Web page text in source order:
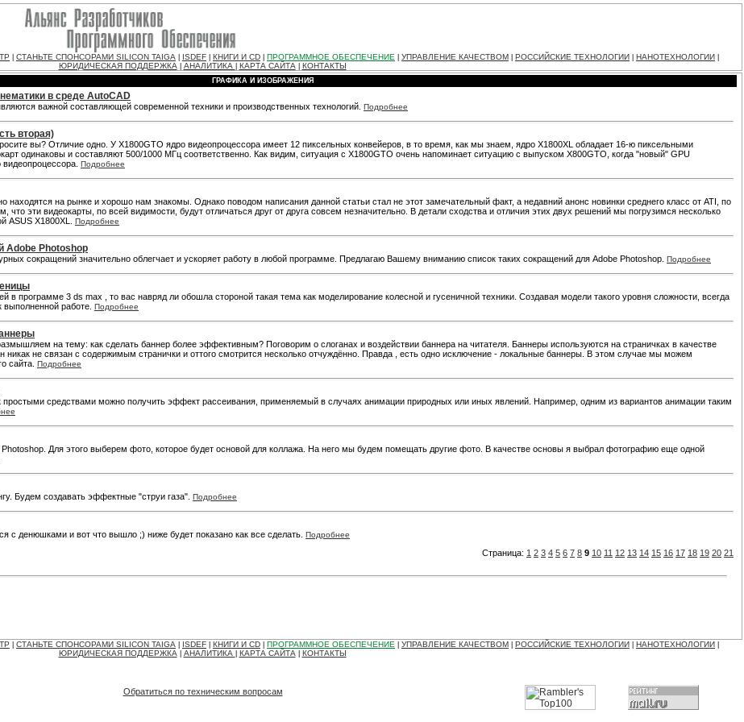
СТАНЬТЕ СПОНСОРАМИ SILICON TAIGA ISDEF КНИГИ И CD ПРОГРАММНОЕ ОБЕСПЕЧЕНИЕ УПРАВЛЕНИЕ КАЧЕСТВОМ РОССИЙСКИЕ ТЕХНОЛОГИИ НАНОТЕХНОЛОГИИ
ЮРИДИЧЕСКАЯ ПОДДЕРЖКА| АНАЛИТИКА КАРТА САЙТА| КОНТАКТЫ
ГРАФИКА И ИЗОБРАЖЕНИЯ
в среде AutoCAD
важной составляющей современной техники и производственных технологий. Подробнее
вторая)
вы? Отличие одно. У X1800GTO ядро видеопроцессора имеет 12 пиксельных конвейеров, в то время, как мы знаем, ядро X1800XL обладает 16-ю пиксельными
одинаковы и составляют 500/1000 МГц соответственно. Как видим, ситуация с X1800GTO очень напоминает ситуацию с выпуском X800GTO, когда "новый" GPU
Подробнее
находятся на рынке и хорошо нам знакомы. Однако поводом написания данной статьи стал не этот замечательный факт, а недавний анонс новинки среднего класс от ATI, по
эти видеокарты, по всей видимости, будут отличаться друг от друга совсем незначительно. В детали сходства и отличия этих двух решений мы погрузимся несколько
ASUS X1800XL. Подробнее
Adobe Photoshop
сокращений значительно облегчает и ускоряет работу в любой программе. Предлагаю Вашему вниманию список таких сокращений для Adobe Photoshop. Подробнее
программе 3 ds max , то вас навряд ли обошла стороной такая тема как моделирование колесной и гусеничной техники. Создавая модели такого уровня сложности, всегда
работе. Подробнее
на тему: как сделать баннер более эффективным? Поговорим о слоганах и воздействии баннера на читателя. Баннеры используются на страничках в качестве
никак не связан с содержимым странички и оттого смотрится несколько отчуждённо. Правда , есть одно исключение - локальные баннеры. В этом случае мы можем
сайта. Подробнее
простыми средствами можно получить эффект рассеивания, применяемый в случаях анимации природных или иных явлений. Например, одним из вариантов анимации таким
Для этого выберем фото, которое будет основой для коллажа. На него мы будем помещать другие фото. В качестве основы я выбрал фотографию еще одной
Будем создавать эффектные "струи газа". Подробнее
с денюшками и вот что вышло ;) ниже будет показано как все сделать. Подробнее
Страница: 1 2 3 4 5 6 7 8 9 10 11 12 13 14 15 16 17 18 19 20 21
СТАНЬТЕ СПОНСОРАМИ SILICON TAIGA ISDEF КНИГИ И CD ПРОГРАММНОЕ ОБЕСПЕЧЕНИЕ УПРАВЛЕНИЕ КАЧЕСТВОМ РОССИЙСКИЕ ТЕХНОЛОГИИ НАНОТЕХНОЛОГИИ
ЮРИДИЧЕСКАЯ ПОДДЕРЖКА| АНАЛИТИКА КАРТА САЙТА| КОНТАКТЫ
Обратиться по техническим вопросам